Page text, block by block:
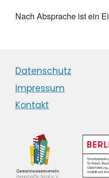
Nach Absprache ist ein
Datenschutz
Impressum
Kontakt